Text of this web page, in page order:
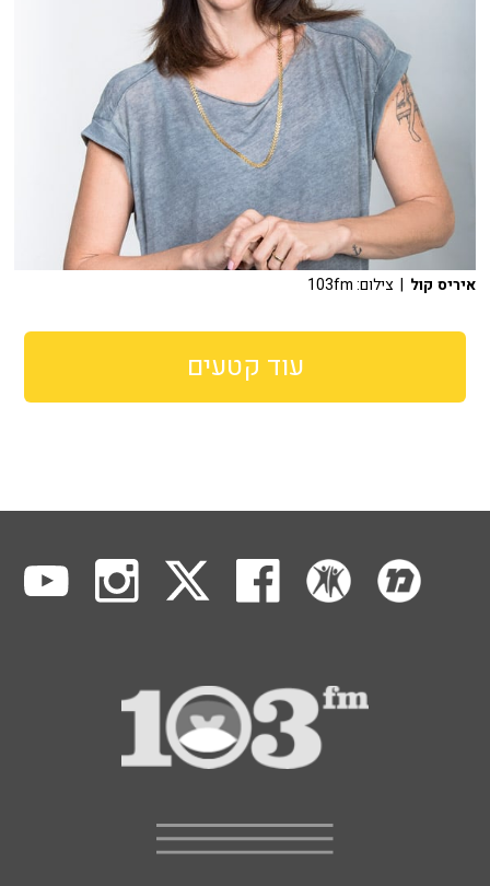
איריס קול | צילום: 103fm
עוד קטעים